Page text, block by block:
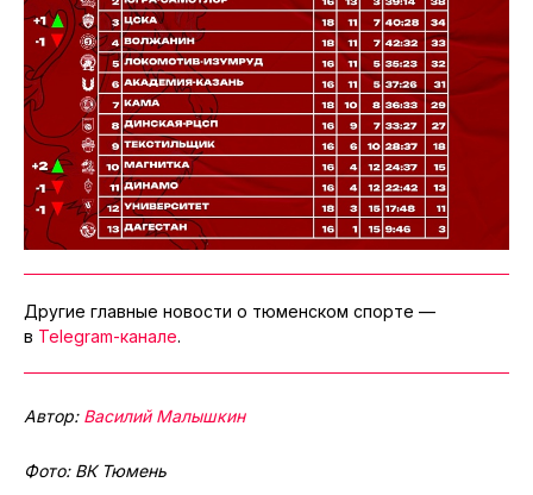
Другие главные новости о тюменском спорте —
в Telegram-канале.
Автор: Василий Малышкин
Фото: ВК Тюмень